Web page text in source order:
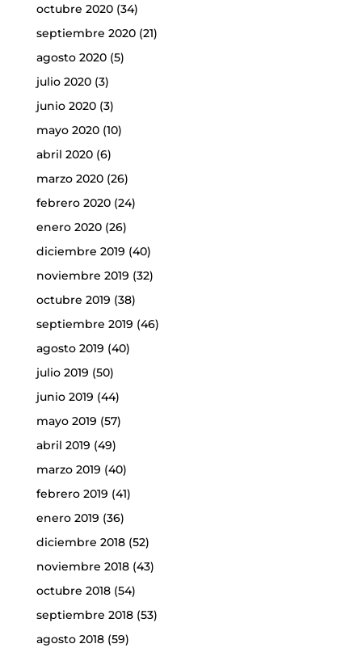
octubre 2020(34)
septiembre 2020(21)
agosto 2020(5)
julio 2020(3)
junio 2020(3)
mayo 2020(10)
abril 2020(6)
marzo 2020(26)
febrero 2020(24)
enero 2020(26)
diciembre 2019 (40)
noviembre 2019 (32)
octubre 2019 (38)
septiembre 2019 (46)
agosto 2019 (40)
julio 2019 (50)
junio 2019 (44)
mayo 2019 (57)
abril 2019 (49)
marzo 2019 (40)
febrero 2019 (41)
enero 2019 (36)
diciembre 2018(52)
noviembre 2018(43)
octubre 2018(54)
septiembre 2018(53)
agosto 2018(59)